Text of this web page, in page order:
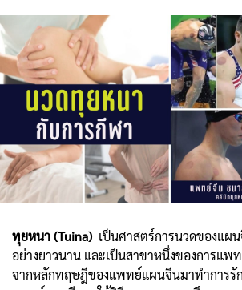
ทุยหนา (Tuina) เป็นศาสตร์การนวดของแผ
อย่างยาวนาน และเป็นสาขาหนึ่งของการแพ
จากหลักทฤษฎีของแพทย์แผนจีนมาทำการรั